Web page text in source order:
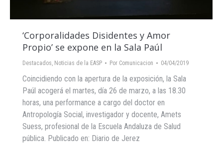
‘Corporalidades Disidentes y Amor
Propio’ se expone en la Sala Paúl
Destacados, Noticias de la EASP Por Comunicacion 04/04/2019
Coincidiendo con la apertura de la exposición, la Sala
Paúl acogerá el martes, día 26 de marzo, a las 18.30
horas, una performance a cargo del doctor en
Antropología Social, investigador y docente, Amets
Suess, profesional de la Escuela Andaluza de Salud
pública. Publicado en: Diario de Jerez